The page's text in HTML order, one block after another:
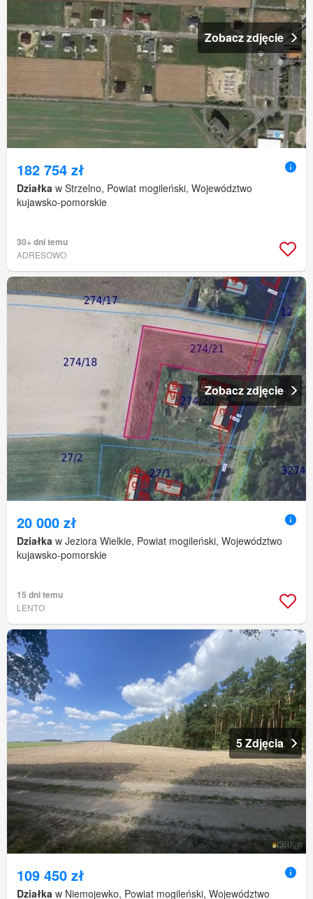
Zobacz zdjęcie
182 754 zł
Działka w Strzelno, Powiat mogileński, Województwo
kujawsko-pomorskie
30+ dni temu
ADRESOWO
Zobacz zdjęcie
20 000 zł
Działka w Jeziora Wielkie, Powiat mogileński, Województwo
kujawsko-pomorskie
15 dni temu
LENTO
5 Zdjęcia
109 450 zł
Działka w Niemojewko, Powiat mogileński, Województwo